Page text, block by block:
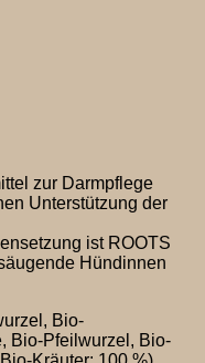
zur Darmpflege
Unterstützung der
ist ROOTS
Hündinnen
Bio-
Bio-Pfeilwurzel, Bio-